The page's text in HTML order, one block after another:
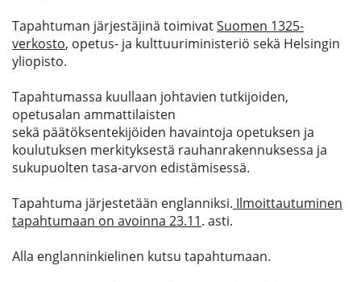
Tapahtuman järjestäjinä toimivatSuomen 1325-
verkosto, opetus- ja kulttuuriministeriö sekä Helsingin
yliopisto.
Tapahtumassa kuullaan johtavien tutkijoiden,
opetusalan ammattilaisten
sekä päätöksentekijöiden havaintoja opetuksen ja
koulutuksen merkityksestä rauhanrakennuksessa ja
sukupuolten tasa-arvon edistämisessä.
Tapahtuma järjestetään englanniksi. Ilmoittautuminen
tapahtumaan on avoinna 23.11. asti.
Alla englanninkielinen kutsu tapahtumaan.